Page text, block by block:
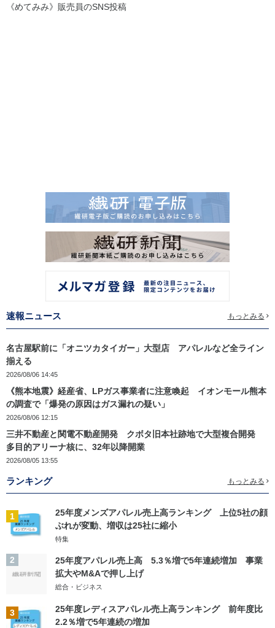
《めてみみ》販売員のSNS投稿
速報ニュース もっとみる
名古屋駅前に「オニツカタイガー」大型店 アパレルなど全ライン
揃える
2026/08/06 14:45
《熊本地震》経産省、LPガス事業者に注意喚起 イオンモール熊本
の調査で「爆発の原因はガス漏れの疑い」
2026/08/06 12:15
三井不動産と関電不動産開発 クボタ旧本社跡地で大型複合開発
多目的アリーナ核に、32年以降開業
2026/08/05 13:55
ランキング もっとみる
1
25年度メンズアパレル売上高ランキング 上位5社の顔
ぶれが変動、増収は25社に縮小
特集
2
25年度アパレル売上高 5.3％増で5年連続増加 事業
拡大やM&Aで押し上げ
総合・ビジネス
3
25年度レディスアパレル売上高ランキング 前年度比
2.2％増で5年連続の増加